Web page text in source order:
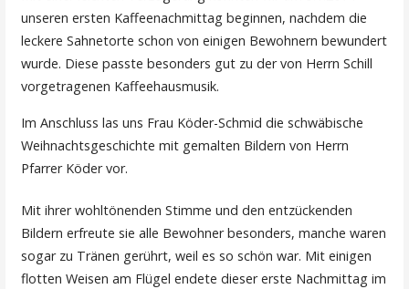
unseren ersten Kaffeenachmittag beginnen, nachdem die
leckere Sahnetorte schon von einigen Bewohnern bewundert
wurde. Diese passte besonders gut zu der von Herrn Schill
vorgetragenen Kaffeehausmusik.
Im Anschluss las uns Frau Köder-Schmid die schwäbische
Weihnachtsgeschichte mit gemalten Bildern von Herrn
Pfarrer Köder vor.
Mit ihrer wohltönenden Stimme und den entzückenden
Bildern erfreute sie alle Bewohner besonders, manche waren
sogar zu Tränen gerührt, weil es so schön war. Mit einigen
flotten Weisen am Flügel endete dieser erste Nachmittag im